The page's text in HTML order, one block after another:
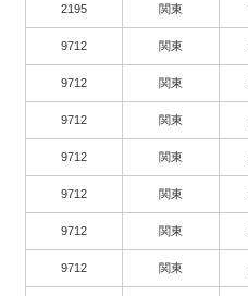
2195 関東
9712 関東
9712 関東
9712 関東
9712 関東
9712 関東
9712 関東
9712 関東